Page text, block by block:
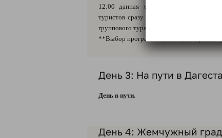
12:00 данная услуга не
туристов сразу подвозят к основному
группового тура.
**Выбор программы дня на усмотрение
День 3: На пути в
День в пути.
День 4: Жемчужный град